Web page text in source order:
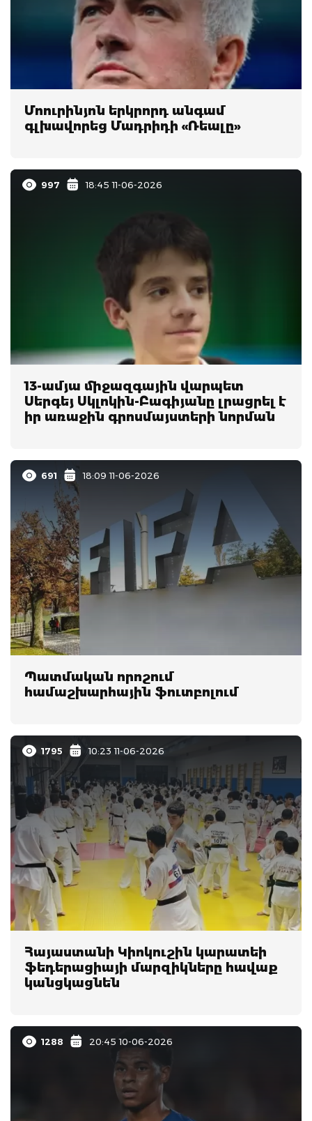
Մոուրինյոն երկրորդ անգամ
գլխավորեց Մադրիդի «Ռեալը»
997 18:45 11-06-2026
13-ամյա միջազգային վարպետ
Սերգեյ Սկլոկին-Բագիյանը լրացրել է
իր առաջին գրոսմայստերի նորման
691 18:09 11-06-2026
Պատմական որոշում
համաշխարհային ֆուտբոլում
1795 10:23 11-06-2026
Հայաստանի Կիոկուշին կարատեի
ֆեդերացիայի մարզիկները հավաք
կանցկացնեն
1288 20:45 10-06-2026